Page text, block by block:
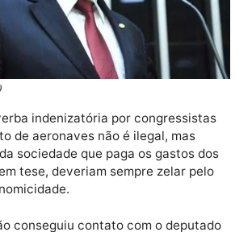
com passagens aéreas.